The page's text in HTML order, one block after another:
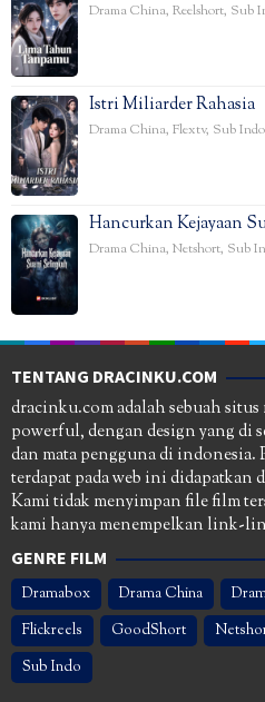
Drama China, Reelshort, Sub
Istri Miliarder Rahasia
Drama China, Flextv, Sub Indo
Hancurkan Kejayaan
Drama China, Netshort, Sub
TENTANG DRACINKU.COM
dracinku.com adalah sebuah
powerful, dengan design yang di
dan mata pengguna di
terdapat pada web ini didapatkan
Kami tidak menyimpan file film
kami hanya menempelkan link-
GENRE FILM
Dramabox Drama China
Flickreels
GoodShort
Sub Indo